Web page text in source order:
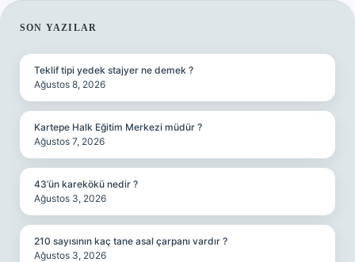
SIDEBAR
SON YAZILAR
Teklif tipi yedek stajyer ne demek ?
Ağustos 8, 2026
Kartepe Halk Eğitim Merkezi müdür ?
Ağustos 7, 2026
43’ün karekökü nedir ?
Ağustos 3, 2026
210 sayısının kaç tane asal çarpanı vardır ?
Ağustos 3, 2026